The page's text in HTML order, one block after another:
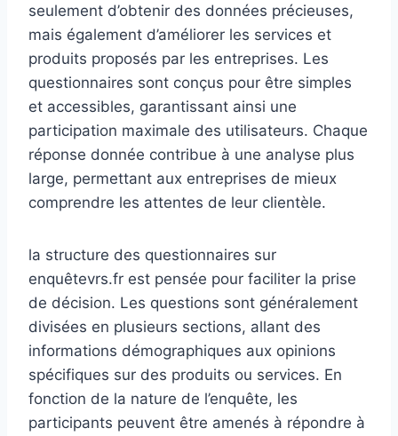
seulement d’obtenir des données précieuses,
mais également d’améliorer les services et
produits proposés par les entreprises. Les
questionnaires sont conçus pour être simples
et accessibles, garantissant ainsi une
participation maximale des utilisateurs. Chaque
réponse donnée contribue à une analyse plus
large, permettant aux entreprises de mieux
comprendre les attentes de leur clientèle.
la structure des questionnaires sur
enquêtevrs.fr est pensée pour faciliter la prise
de décision. Les questions sont généralement
divisées en plusieurs sections, allant des
informations démographiques aux opinions
spécifiques sur des produits ou services. En
fonction de la nature de l’enquête, les
participants peuvent être amenés à répondre à